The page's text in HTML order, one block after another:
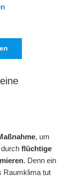
, um
flüchtige
. Denn ein
Raumklima tut